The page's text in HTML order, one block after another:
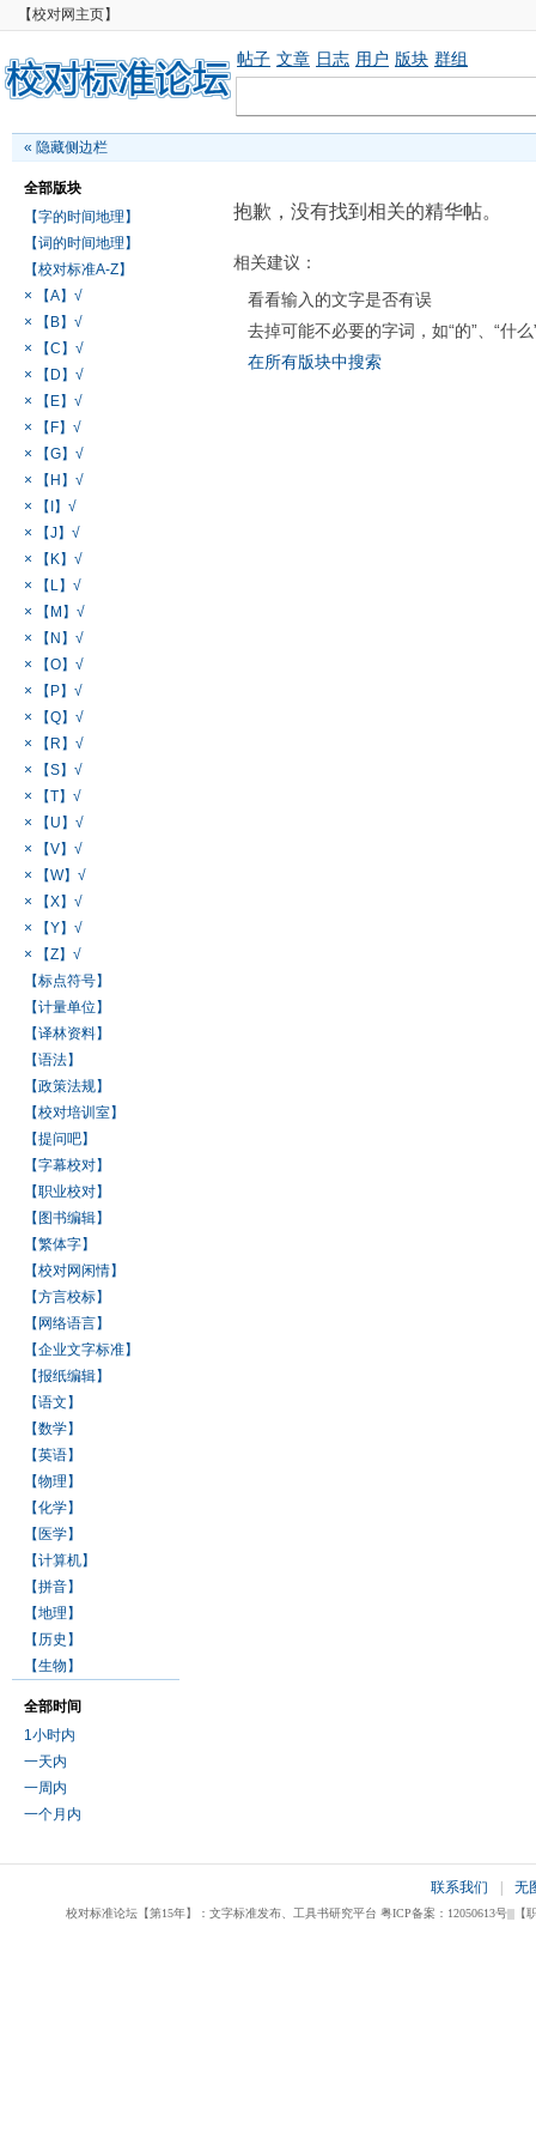
【校对网主页】
帖子 文章 日志 用户 版块 群组
« 隐藏侧边栏
全部版块
【字的时间地理】
【词的时间地理】
【校对标准A-Z】
× 【A】√
× 【B】√
× 【C】√
× 【D】√
× 【E】√
× 【F】√
× 【G】√
× 【H】√
× 【I】√
× 【J】√
× 【K】√
× 【L】√
× 【M】√
× 【N】√
× 【O】√
× 【P】√
× 【Q】√
× 【R】√
× 【S】√
× 【T】√
× 【U】√
× 【V】√
× 【W】√
× 【X】√
× 【Y】√
× 【Z】√
【标点符号】
【计量单位】
【译林资料】
【语法】
【政策法规】
【校对培训室】
【提问吧】
【字幕校对】
【职业校对】
【图书编辑】
【繁体字】
【校对网闲情】
【方言校标】
【网络语言】
【企业文字标准】
【报纸编辑】
【语文】
【数学】
【英语】
【物理】
【化学】
【医学】
【计算机】
【拼音】
【地理】
【历史】
【生物】
全部时间
1小时内
一天内
一周内
一个月内
抱歉，没有找到相关的精华帖。
相关建议：
看看输入的文字是否有误
去掉可能不必要的字词，如“的”、“什么
在所有版块中搜索
联系我们 无
校对标准论坛【第15年】：文字标准发布、工具书研究平台 粤ICP备案：12050613号|||【